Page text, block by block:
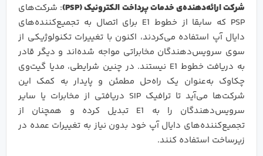
شرکت ارائه‌دهنده‌ی خدمات پرداخت الکترونیک(PSP)
: شرکت‌های
PSP که سابقا از خطوط E1 برای اتصال به تجمیع‌کننده‌های
دایال آپ استفاده می‌کردند، اکنون با تغییرات تکنولوژیکی از
سوی سرویس‌دهندگان مخابراتی مواجه شده‌اند و دیگر قادر
به دریافت خطوط E1 نیستند. در چنین شرایطی، مدیا گیت‌وی
چکاوک به‌عنوان یک راه‌حل مطمئن و پایدار به کمک این
شرکت‌ها می‌آید تا ترافیک SIP دریافتی از مخابرات یا سایر
سرویس‌دهندگان را به E1 تبدیل کرده و همچنان از
تجمیع‌کننده‌های دایال آپ خود بدون نیاز به تغییرات عمده در
زیرساخت استفاده کنند.